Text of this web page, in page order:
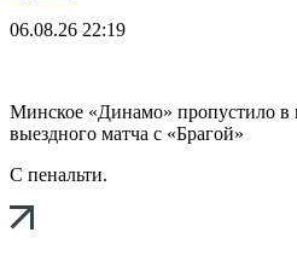
06.08.26 22:19
Минское «Динамо» пропустило в
выездного матча с «Брагой»
С пенальти.